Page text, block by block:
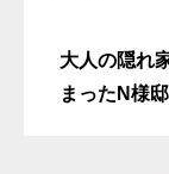
大人の隠れ
まったN様